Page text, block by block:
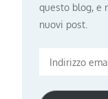
questo blog, e
nuovi post.
Indirizzo